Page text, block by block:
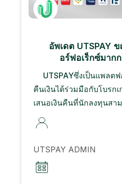
อัพเดต UTSPAY
อร์ฟอเร็กซ์มาก
UTSPAYซึ่งเป็นแพลต
คืนเงินได้ร่วมมือกับโบรก
เสนอเงินคืนที่นักลงทุนสา
UTSPAY ADMIN